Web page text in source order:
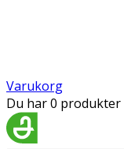
Varukorg
Du har 0